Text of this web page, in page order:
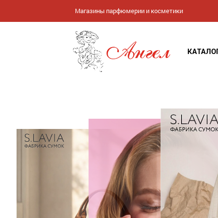
Магазины парфюмерии и косметики